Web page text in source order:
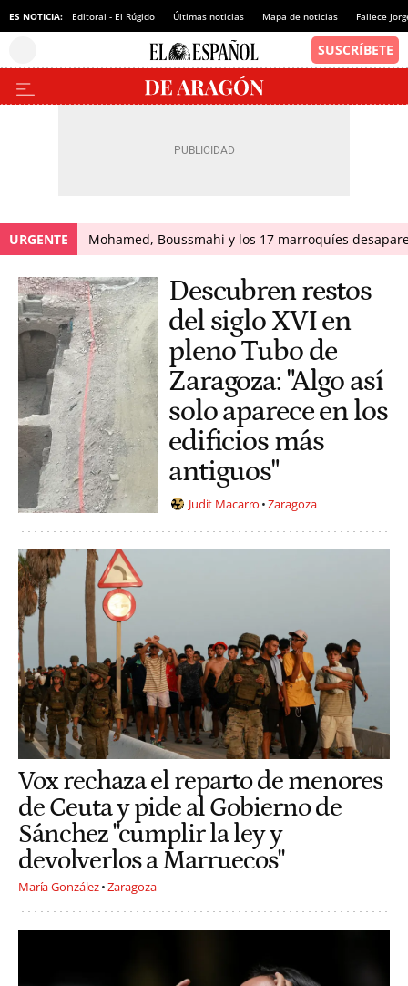
ES NOTICIA: Editoral - El Rúgido Últimas noticias Mapa de noticias Fallece
URGENTE Mohamed, Boussmahi y los 17 marroquíes
Descubren restos
del siglo XVI en
pleno Tubo de
Zaragoza: "Algo así
solo aparece en los
edificios más
antiguos"
Judit Macarro Zaragoza
Vox rechaza el reparto de menores
de Ceuta y pide al Gobierno de
Sánchez "cumplir la ley y
devolverlos a Marruecos"
María González Zaragoza